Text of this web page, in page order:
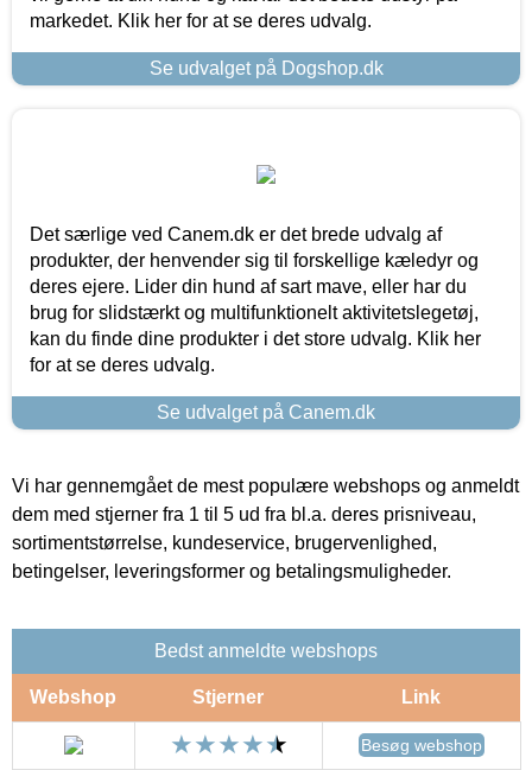
markedet. Klik her for at se deres udvalg.
Se udvalget på Dogshop.dk
Det særlige ved Canem.dk er det brede udvalg af
produkter, der henvender sig til forskellige kæledyr og
deres ejere. Lider din hund af sart mave, eller har du
brug for slidstærkt og multifunktionelt aktivitetslegetøj,
kan du finde dine produkter i det store udvalg. Klik her
for at se deres udvalg.
Se udvalget på Canem.dk
Vi har gennemgået de mest populære webshops og anmeldt
dem med stjerner fra 1 til 5 ud fra bl.a. deres prisniveau,
sortimentstørrelse, kundeservice, brugervenlighed,
betingelser, leveringsformer og betalingsmuligheder.
Bedst anmeldte webshops
Webshop Stjerner Link
Besøg webshop